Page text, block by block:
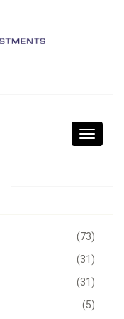
Toggle
(73)
(31)
(31)
(5)